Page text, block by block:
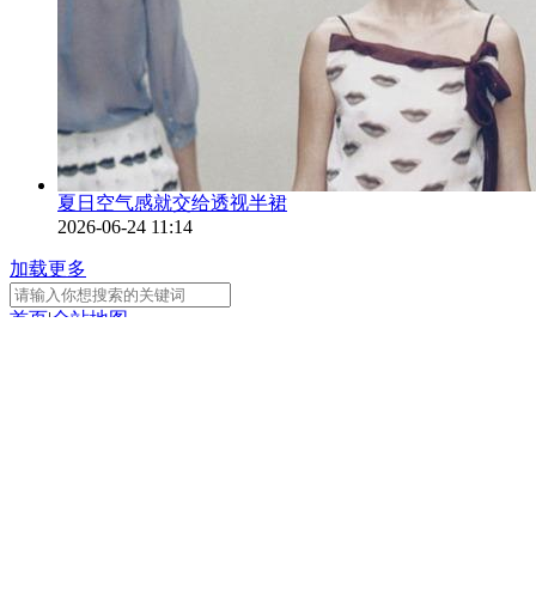
夏日空气感就交给透视半裙
2026-06-24 11:14
加载更多
首页|全站地图